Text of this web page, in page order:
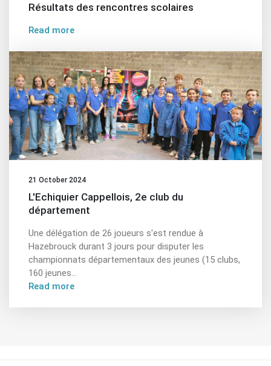
Résultats des rencontres scolaires
Read more
21 October 2024
L'Echiquier Cappellois, 2e club du
département
Une délégation de 26 joueurs s'est rendue à
Hazebrouck durant 3 jours pour disputer les
championnats départementaux des jeunes (15 clubs,
160 jeunes...
Read more